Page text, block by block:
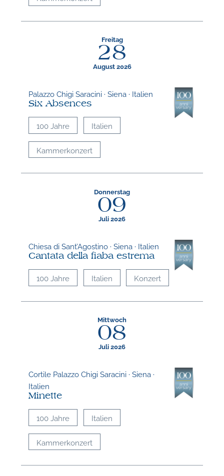
Freitag
28
August 2026
Palazzo Chigi Saracini · Siena · Italien
Six Absences
100 Jahre Italien
Kammerkonzert
Donnerstag
09
Juli 2026
Chiesa di Sant’Agostino · Siena · Italien
Cantata della fiaba estrema
100 Jahre Italien Konzert
Mittwoch
08
Juli 2026
Cortile Palazzo Chigi Saracini · Siena ·
Italien
Minette
100 Jahre Italien
Kammerkonzert